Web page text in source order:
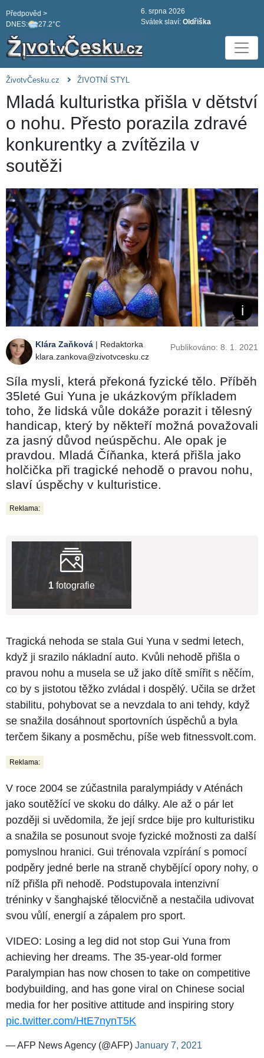
DNES: 27.2°C
Předpověd >
6. srpna 2026
Svátek slaví: Oldřiška
ŽivotvČesku.cz ŽIVOTNÍ STYL
Mladá kulturistka přišla v dětství
o nohu. Přesto porazila zdravé
konkurentky a zvítězila v
soutěži
Klára Zaňková | Redaktorka
klara.zankova@zivotvcesku.cz
Publikováno: 8. 1. 2021
Síla mysli, která překoná fyzické tělo. Příběh
35leté Gui Yuna je ukázkovým příkladem
toho, že lidská vůle dokáže porazit i tělesný
handicap, který by někteří možná považovali
za jasný důvod neúspěchu. Ale opak je
pravdou. Mladá Číňanka, která přišla jako
holčička při tragické nehodě o pravou nohu,
slaví úspěchy v kulturistice.
Reklama:
1 fotografie
Tragická nehoda se stala Gui Yuna v sedmi letech,
když ji srazilo nákladní auto. Kvůli nehodě přišla o
pravou nohu a musela se už jako dítě smířit s něčím,
co by s jistotou těžko zvládal i dospělý. Učila se držet
stabilitu, pohybovat se a nevzdala to ani tehdy, když
se snažila dosáhnout sportovních úspěchů a byla
terčem šikany a posměchu, píše web fitnessvolt.com.
Reklama:
V roce 2004 se zúčastnila paralympiády v Aténách
jako soutěžící ve skoku do dálky. Ale až o pár let
později si uvědomila, že její srdce bije pro kulturistiku
a snažila se posunout svoje fyzické možnosti za další
pomyslnou hranici. Gui trénovala vzpírání s pomocí
podpěry jedné berle na straně chybějící opory nohy, o
níž přišla při nehodě. Podstupovala intenzivní
tréninky v šanghajské tělocvičně a nestačila udivovat
svou vůlí, energií a zápalem pro sport.
VIDEO: Losing a leg did not stop Gui Yuna from
achieving her dreams. The 35-year-old former
Paralympian has now chosen to take on competitive
bodybuilding, and has gone viral on Chinese social
media for her positive attitude and inspiring story
pic.twitter.com/HtE7nynT5K
— AFP News Agency (@AFP) January 7, 2021